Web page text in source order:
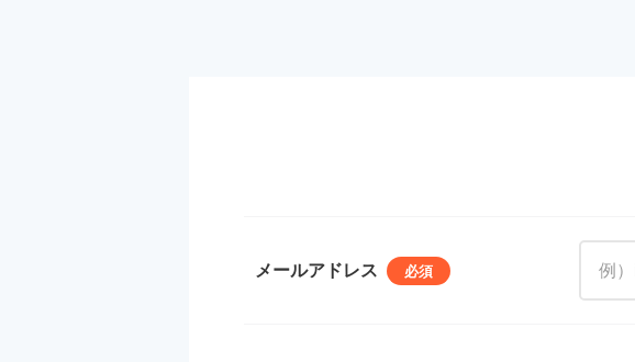
メールアドレス